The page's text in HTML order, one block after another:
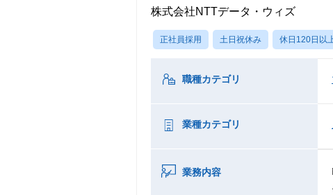
株式会社NTTデータ・ウィズ
正社員採用 土日祝休み 休日120日以
職種カテゴリ
業種カテゴリ
業務内容